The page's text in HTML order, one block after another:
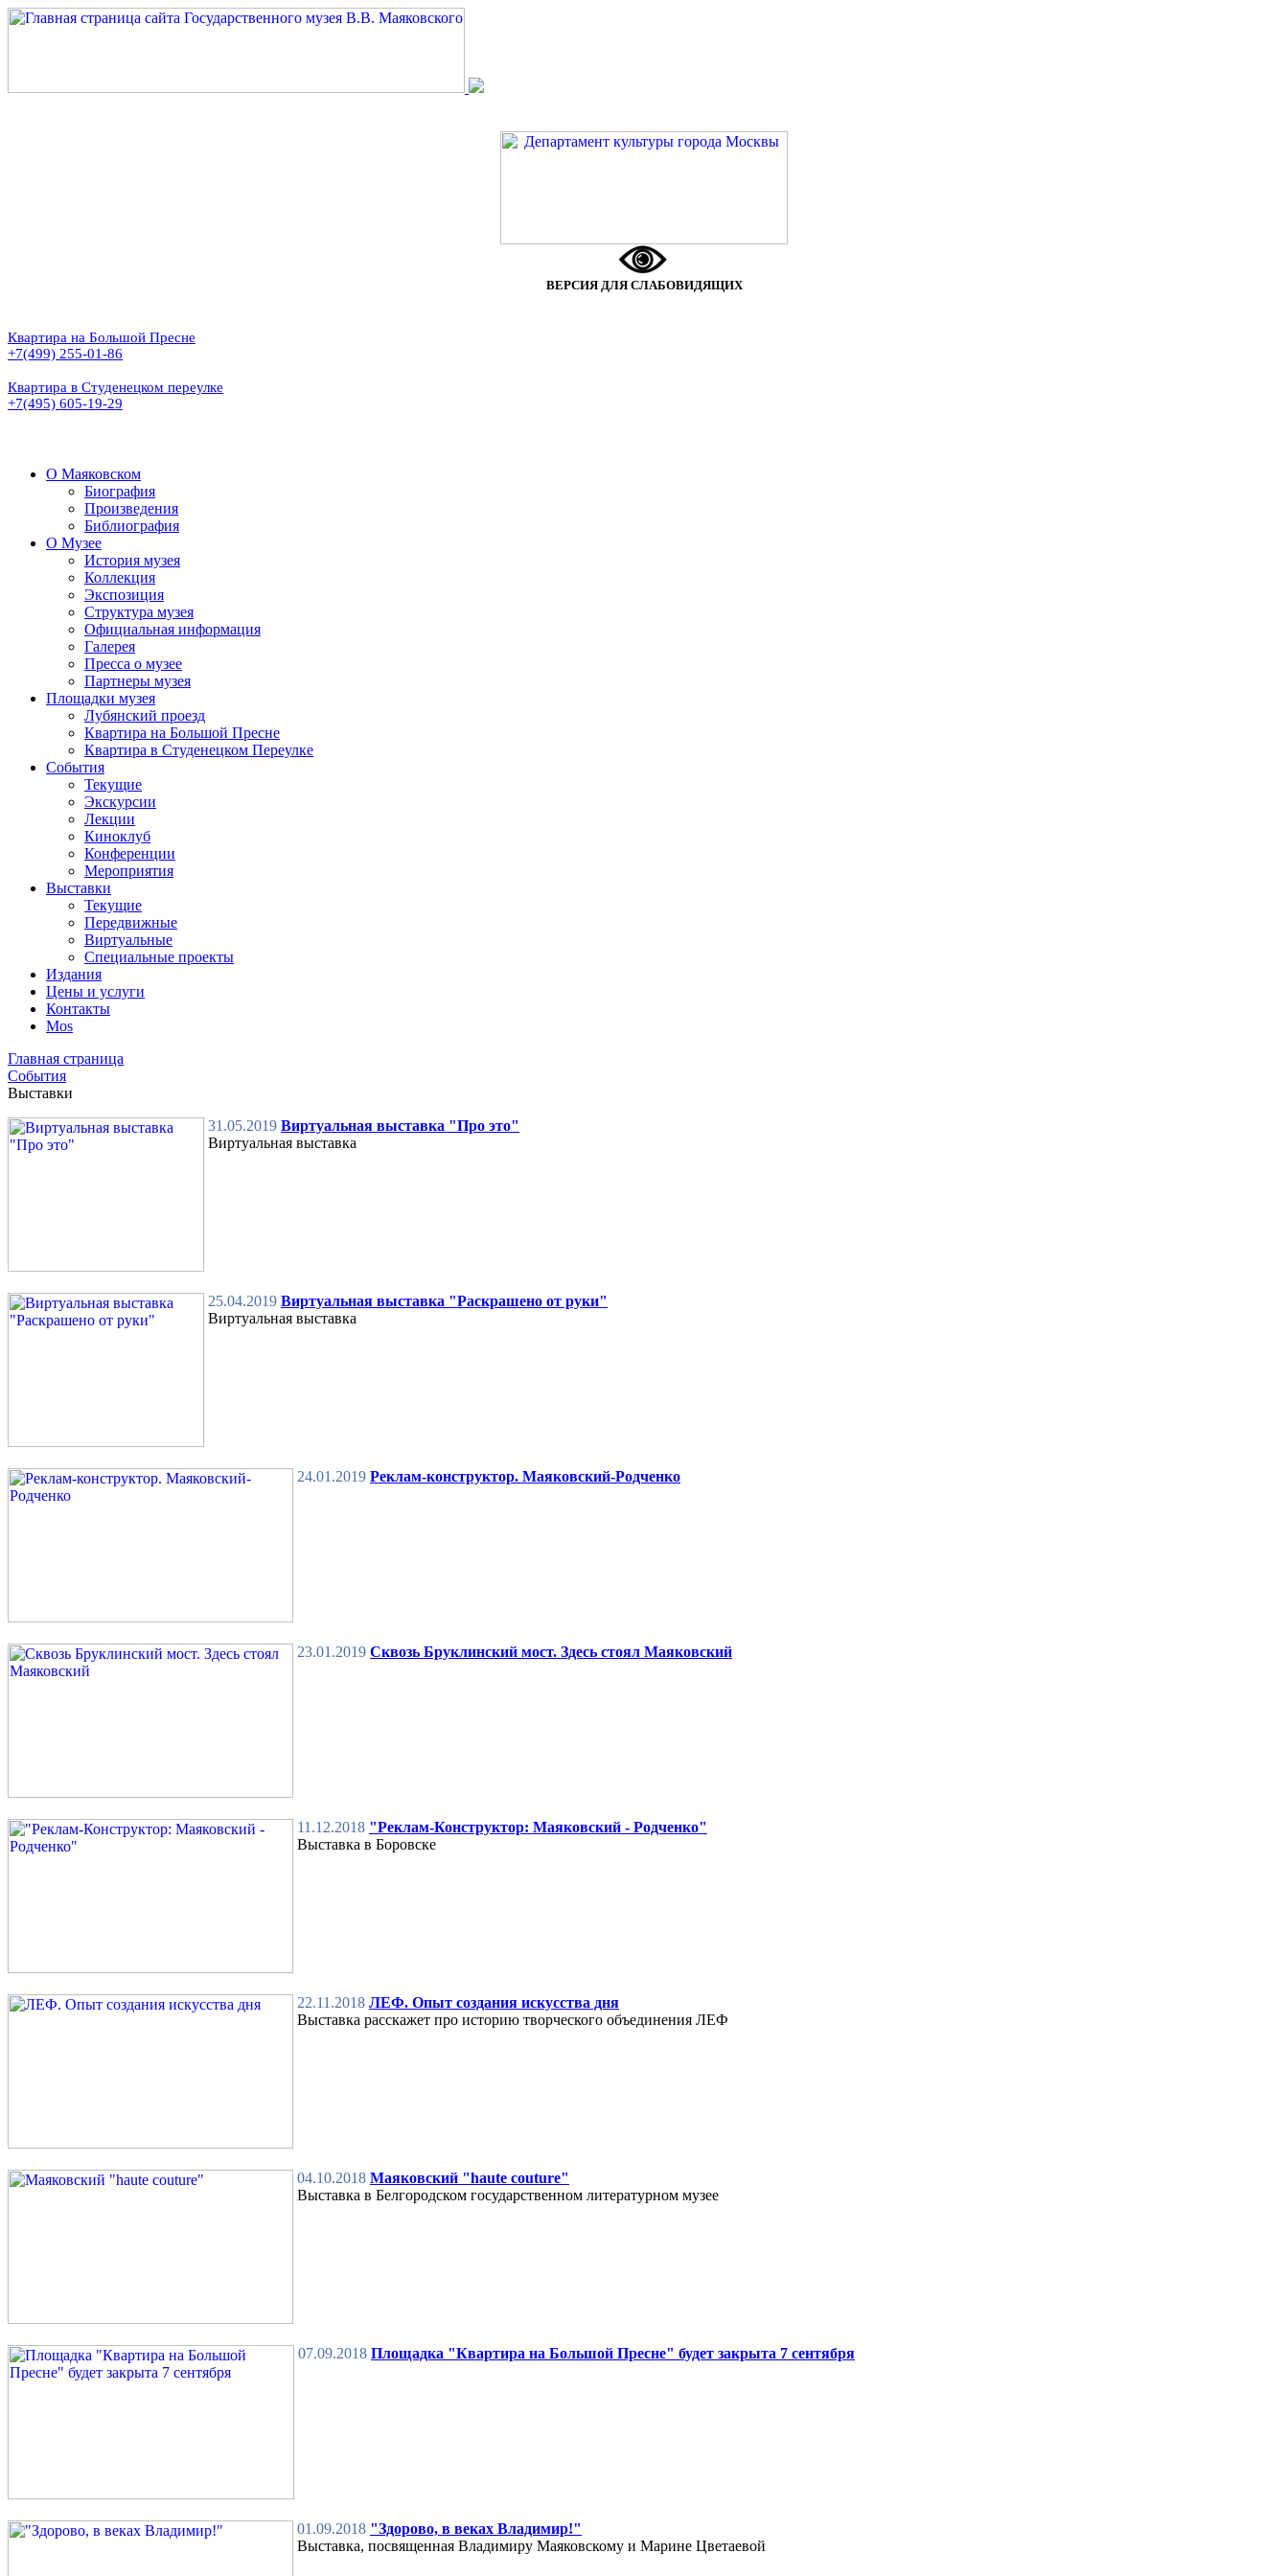
ВЕРСИЯ ДЛЯ СЛАБОВИДЯЩИХ
Квартира на Большой Пресне
+7(499) 255-01-86
Квартира в Студенецком переулке
+7(495) 605-19-29
О Маяковском
Биография
Произведения
Библиография
О Музее
История музея
Коллекция
Экспозиция
Структура музея
Официальная информация
Галерея
Пресса о музее
Партнеры музея
Площадки музея
Лубянский проезд
Квартира на Большой Пресне
Квартира в Студенецком Переулке
События
Текущие
Экскурсии
Лекции
Киноклуб
Конференции
Мероприятия
Выставки
Текущие
Передвижные
Виртуальные
Специальные проекты
Издания
Цены и услуги
Контакты
Mos
Главная страница
События
Выставки
31.05.2019 Виртуальная выставка "Про это"
Виртуальная выставка
25.04.2019 Виртуальная выставка "Раскрашено от руки"
Виртуальная выставка
24.01.2019 Реклам-конструктор. Маяковский-Родченко
23.01.2019 Сквозь Бруклинский мост. Здесь стоял Маяковский
11.12.2018 "Реклам-Конструктор: Маяковский - Родченко"
Выставка в Боровске
22.11.2018 ЛЕФ. Опыт создания искусства дня
Выставка расскажет про историю творческого объединения ЛЕФ
04.10.2018 Маяковский "haute couture"
Выставка в Белгородском государственном литературном музее
07.09.2018 Площадка "Квартира на Большой Пресне" будет закрыта 7 сентября
01.09.2018 "Здорово, в веках Владимир!"
Выставка, посвященная Владимиру Маяковскому и Марине Цветаевой